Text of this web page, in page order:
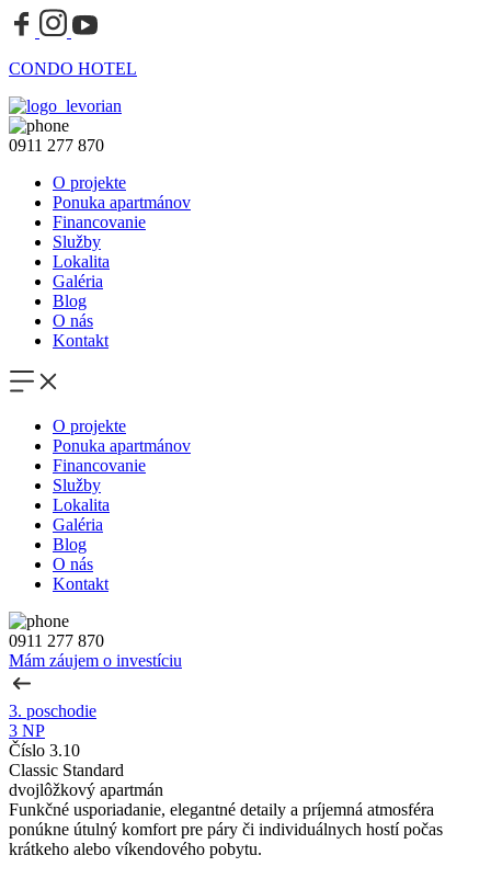
CONDO HOTEL
0911 277 870
O projekte
Ponuka apartmánov
Financovanie
Služby
Lokalita
Galéria
Blog
O nás
Kontakt
O projekte
Ponuka apartmánov
Financovanie
Služby
Lokalita
Galéria
Blog
O nás
Kontakt
0911 277 870
Mám záujem o investíciu
3. poschodie
3 NP
Číslo 3.10
Classic Standard
dvojlôžkový apartmán
Funkčné usporiadanie, elegantné detaily a príjemná atmosféra
ponúkne útulný komfort pre páry či individuálnych hostí počas
krátkeho alebo víkendového pobytu.